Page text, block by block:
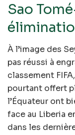
Sao
À l’image des
pas réussi à
classement
pourtant offert
l’Équateur ont
face au Liberia
dans les